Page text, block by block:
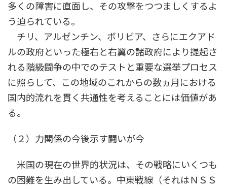
多くの障害に直面し、その攻撃をつつましくするよ
う迫られている。
チリ、アルゼンチン、ボリビア、さらにエクアド
ルの政府といった極右と右翼の諸政府により提起さ
れる階級闘争の中でのテストと重要な選挙プロセス
に照らして、この地域のこれからの数ヵ月における
国内的流れを貫く共通性を考えることには価値があ
る。
（２）力関係の今後示す闘いが今
米国の現在の世界的状況は、その戦略にいくつも
の困難を生み出している。中東戦線（それはＮＳＳ